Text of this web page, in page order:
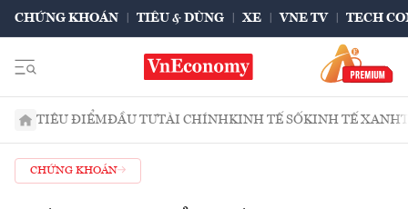
CHỨNG KHOÁN TIÊU & DÙNG XE VNE TV TECH
TIÊU ĐIỂMĐẦU TƯTÀI CHÍNHKINH TẾ SỐKINH TẾ XANH
CHỨNG KHOÁN